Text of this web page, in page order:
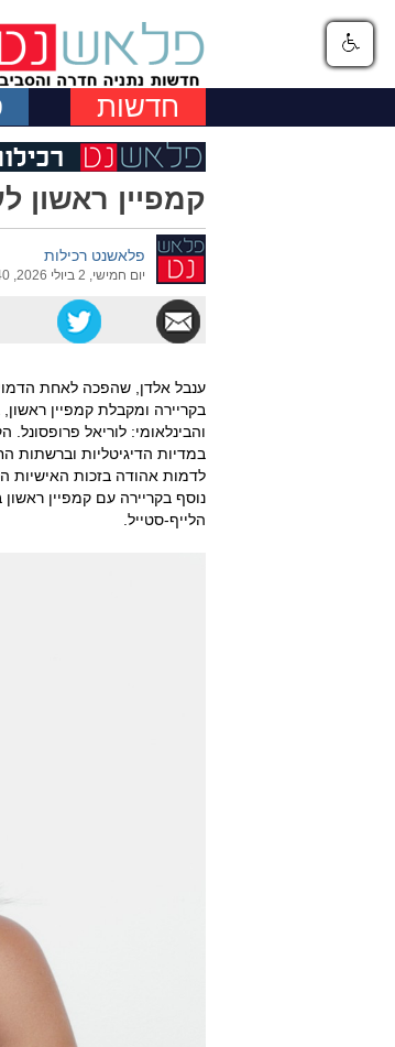
חדשות
קמפיין ראשון
פלאשנט רכילות
יום חמישי, 2 ביולי 2026, 17:40
ענבל אלדן, שהפכה לאחת
בקריירה ומקבלת קמפיין
והבינלאומי: לוריאל
במדיות הדיגיטליות וברשתות
לדמות אהודה בזכות האישיות
נוסף בקריירה עם קמפיין
הלייף-סטייל.